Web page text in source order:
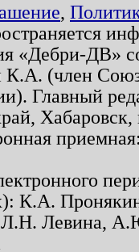
,
«Дебри-ДВ»
(член
Главный
К.А.
Левина,